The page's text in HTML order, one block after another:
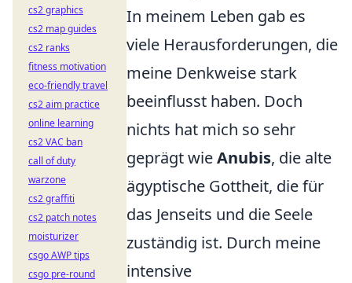
In meinem Leben gab es
viele Herausforderungen, die
meine Denkweise stark
beeinflusst haben. Doch
nichts hat mich so sehr
geprägt wieAnubis, die alte
ägyptische Gottheit, die für
das Jenseits und die Seele
zuständig ist. Durch meine
intensive
cs2 graphics
cs2 map guides
cs2 ranks
fitness motivation
eco-friendly travel
cs2 aim practice
online learning
cs2 VAC ban
call of duty
warzone
cs2 graffiti
cs2 patch notes
moisturizer
csgo AWP tips
csgo pre-round